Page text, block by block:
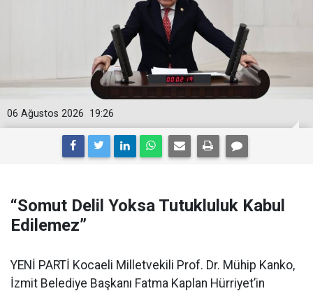
19:26
06 Ağustos 2026
“Somut Delil Yoksa Tutukluluk Kabul
Edilemez”
YENİ PARTİ Kocaeli Milletvekili Prof. Dr. Mühip Kanko,
İzmit Belediye Başkanı Fatma Kaplan Hürriyet’in